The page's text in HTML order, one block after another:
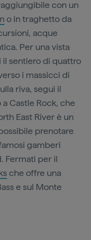
con un
o in traghetto da
acque
Per una vista
il sentiero di quattro
i massicci di
riva, segui il
Castle Rock, che
East River è un
prenotare
gamberi
Fermati per il
che offre una
e sul Monte